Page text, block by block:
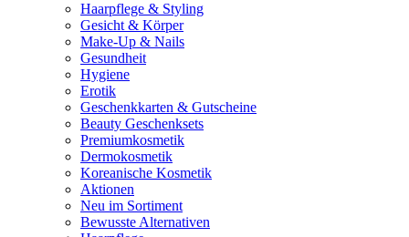
Haarpflege & Styling
Gesicht & Körper
Make-Up & Nails
Gesundheit
Hygiene
Erotik
Geschenkkarten & Gutscheine
Beauty Geschenksets
Premiumkosmetik
Dermokosmetik
Koreanische Kosmetik
Aktionen
Neu im Sortiment
Bewusste Alternativen